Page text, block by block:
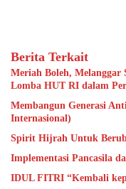
Berita Terkait
Meriah Boleh, Melanggar
Lomba HUT RI dalam
Membangun Generasi
Internasional)
Spirit Hijrah Untuk
Implementasi Pancasila
IDUL FITRI “Kembali